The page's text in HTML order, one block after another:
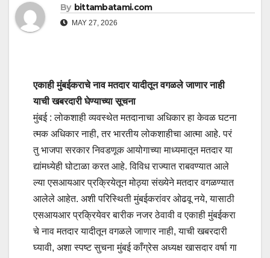
By bittambatami.com
MAY 27, 2026
एकाही मुंबईकराचे नाव मतदार यादीतून वगळले जाणार नाही
याची खबरदारी घेण्याच्या सूचना
मुंबई : लोकशाही व्यवस्थेत मतदानाचा अधिकार हा केवळ घटना
त्मक अधिकार नाही, तर भारतीय लोकशाहीचा आत्मा आहे. परं
तु भाजपा सरकार निवडणूक आयोगाच्या माध्यमातून मतदार या
द्यांमध्येही घोटाळा करत आहे. विविध राज्यात राबवण्यात आले
ल्या एसआयआर प्रक्रियेतून मोठ्या संख्येने मतदार वगळण्यात
आलेले आहेत. अशी परिस्थिती मुंबईकरांवर ओढवू नये, यासाठी
एसआयआर प्रक्रियेवर बारीक नजर ठेवावी व एकाही मुंबईकरा
चे नाव मतदार यादीतून वगळले जाणार नाही, याची खबरदारी
घ्यावी, अशा स्पष्ट सुचना मुंबई काँग्रेस अध्यक्ष खासदार वर्षा गा